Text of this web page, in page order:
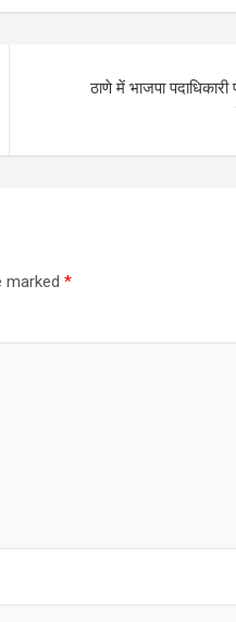
ठाणे में भाजपा
marked *